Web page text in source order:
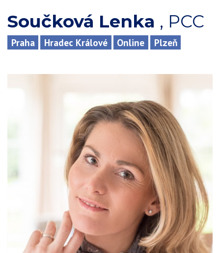
Součková Lenka , PCC
Praha Hradec Králové Online Plzeň